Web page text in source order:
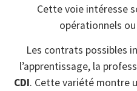
Cette voie intéresse
opérationnels
Les contrats possibles
l’apprentissage, la
CDI. Cette variété montre